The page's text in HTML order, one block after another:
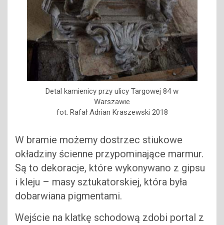
Detal kamienicy przy ulicy Targowej 84 w
Warszawie
fot. Rafał Adrian Kraszewski 2018
W bramie możemy dostrzec stiukowe
okładziny ścienne przypominające marmur.
Są to dekoracje, które wykonywano z gipsu
i kleju – masy sztukatorskiej, która była
dobarwiana pigmentami.
Wejście na klatkę schodową zdobi portal z